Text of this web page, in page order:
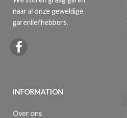
naar al onze geweldige
garenliefhebbers.
INFORMATION
Over ons